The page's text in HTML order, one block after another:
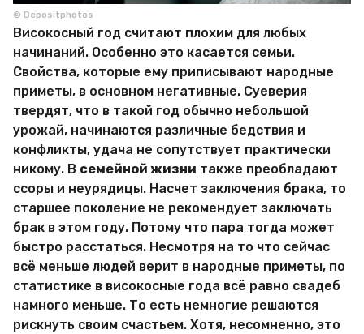
© Depositphotos
Високосный год считают плохим для любых
начинаний. Особенно это касается семьи.
Свойства, которые ему приписывают народные
приметы, в основном негативные. Суеверия
твердят, что в такой год обычно небольшой
урожай, начинаются различные бедствия и
конфликты, удача не сопутствует практически
никому. В семейной жизни также преобладают
ссоры и неурядицы. Насчет заключения брака, то
старшее поколение не рекомендует заключать
брак в этом году. Потому что пара тогда может
быстро расстаться. Несмотря на то что сейчас
всё меньше людей верит в народные приметы, по
статистике в високосные года всё равно свадеб
намного меньше. То есть немногие решаются
рискнуть своим счастьем. Хотя, несомненно, это